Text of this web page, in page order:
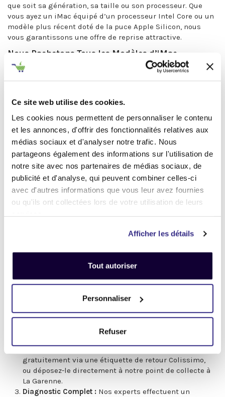
Ce site web utilise des cookies.
Les cookies nous permettent de personnaliser le contenu
et les annonces, d'offrir des fonctionnalités relatives aux
médias sociaux et d'analyser notre trafic. Nous
partageons également des informations sur l'utilisation de
notre site avec nos partenaires de médias sociaux, de
publicité et d'analyse, qui peuvent combiner celles-ci
avec d'autres informations que vous leur avez fournies
ou qu'ils ont collectées lors de votre utilisation de leurs
Afficher les détails
Tout autoriser
Personnaliser
Refuser
que soit sa génération, sa taille ou son processeur. Que
vous ayez un iMac équipé d’un processeur Intel Core ou un
modèle plus récent doté de la puce Apple Silicon, nous
vous garantissons une offre de reprise attractive.
Nous Rachetons Tous les Modèles d’iMac
1. iMac Intel Core :
Ces iMac sont encore très recherchés par de nombreux
compétitifs pour ces machines.
2. iMac Apple Silicon :
Vous possédez un iMac plus récent équipé des puces Apple
M1, M2, M3 ou ultérieures ? TechRachat rachète également
ces modèles avec des offres encore plus intéressantes,
reflétant la performance et la modernité de ces machines.
Les puces Apple Silicon offrent une puissance
exceptionnelle et une efficacité énergétique avancée, ce
pouces ou tout autre format, nous reprenons votre appareil.
La taille de l'écran n'influence pas seulement votre
nous en tenons compte pour vous offrir le meilleur prix.
Un Processus de Reprise Simple et Transparent
Demande d'Estimation :Remplissez notre formulaire
en ligne avec les détails de votre iMac pour obtenir
Envoi ou Dépôt :Envoyez-nous votre iMac
gratuitement via une étiquette de retour Colissimo,
ou déposez-le directement à notre point de collecte à
La Garenne.
Diagnostic Complet : Nos experts effectuent un